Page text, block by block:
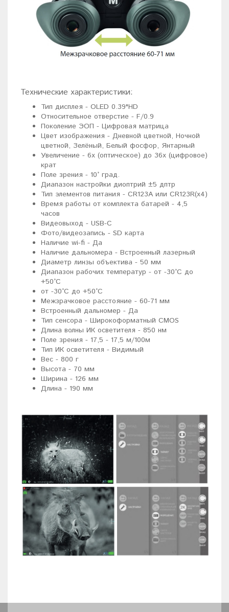
Технические характеристики:
Тип дисплея - OLED 0.39"HD
Относительное отверстие - F/0.9
Поколение ЭОП - Цифровая матрица
Цвет изображения - Дневной цветной, Ночной
цветной, Зелёный, Белый фосфор, Янтарный
Увеличение - 6x (оптическое) до 36x (цифровое)
крат
Поле зрения - 10° град.
Диапазон настройки диоптрий ±5 дптр
Тип элементов питания - CR123A или CR123R(x4)
Время работы от комплекта батарей - 4,5
часов
Видеовыход - USB-C
Фото/видеозапись - SD карта
Наличие wi-fi - Да
Наличие дальномера - Встроенный лазерный
Диаметр линзы объектива - 50 мм
Диапазон рабочих температур - от -30°C до
+50°C
от -30°C до +50°C
Межзрачковое расстояние - 60-71 мм
Встроенный дальномер - Да
Тип сенсора - Широкоформатный CMOS
Длина волны ИК осветителя - 850 нм
Поле зрения - 17,5 - 17,5 м/100м
Тип ИК осветителя - Видимый
Вес - 800 г
Высота - 70 мм
Ширина - 126 мм
Длина - 190 мм